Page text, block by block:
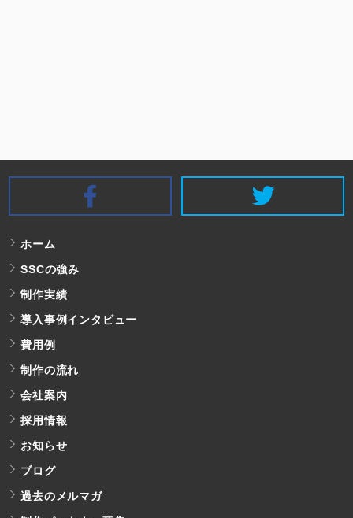
SSC Facebook
ホーム
SSCの強み
制作実績
導入事例インタビュー
費用例
制作の流れ
会社案内
採用情報
お知らせ
ブログ
過去のメルマガ